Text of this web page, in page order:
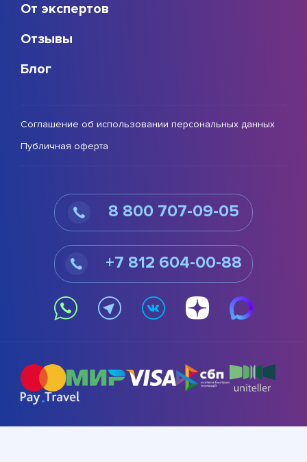
От экспертов
Отзывы
Блог
Соглашение об использовании персональных данных
Публичная оферта
8 800 707-09-05
+7 812 604-00-88